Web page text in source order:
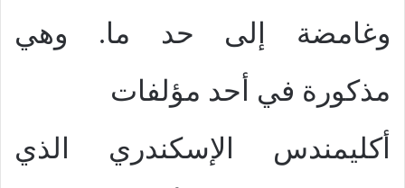
وغامضة إلى حد ما. وهي
مذكورة في أحد مؤلفات
أكليمندس الإسكندري الذي